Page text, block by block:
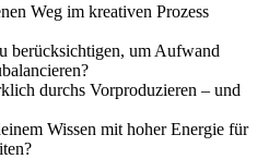
Weg im kreativen Prozess
berücksichtigen, um Aufwand
durchs Vorproduzieren – und
Wissen mit hoher Energie für